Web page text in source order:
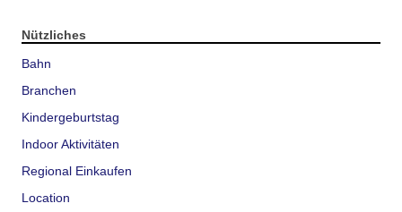
Nützliches
Bahn
Branchen
Kindergeburtstag
Indoor Aktivitäten
Regional Einkaufen
Location